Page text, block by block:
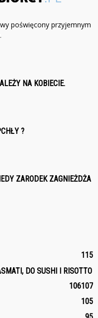
poświęcony przyjemnym
NA KOBIECIE.
?
ZARODEK ZAGNIEŻDŻA
115
DO SUSHI I RISOTTO
107
106
105